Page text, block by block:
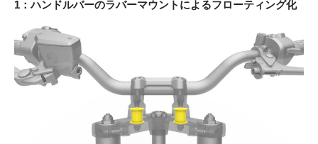
1：ハンドルバーのラバーマウントによるフローティング化